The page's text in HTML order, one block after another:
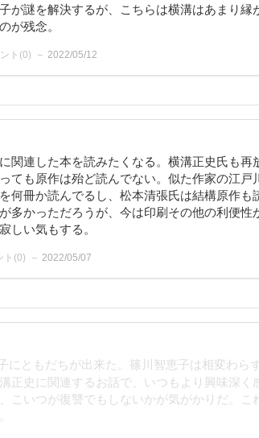
が謎を解決するが、こちらは横溝はあまり縁
が残念。
ト(0) 2022/05/12
関連した本を読みたくなる。横溝正史氏も再
ても原作は殆ど読んでない。似た作家の江戸
何冊か読んでるし、松本清張氏は結構原作も
多かっただろうが、今は印刷その他の利便性
しい気もする。
ト(0) 2022/05/07
にともだちが出来た。篠川智恵子は相変わら
正史に関連するお話で、いつもより興味深く
こいつが復讐でもしないかが気がかりだ。こ